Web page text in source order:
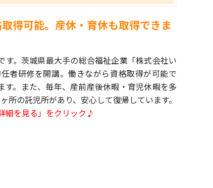
得可能。産休・育休も取得できま
。茨城県最大手の総合福祉企業「株式会社い
者研修を開講。働きながら資格取得が可能で
。また、毎年、産前産後休暇・育児休暇を多
の託児所があり、安心して復帰しています。
細を見る」をクリック♪